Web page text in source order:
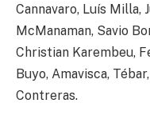
Cannavaro, Luís Milla,
McManaman, Savio
Christian Karembeu,
Buyo, Amavisca,
Contreras.